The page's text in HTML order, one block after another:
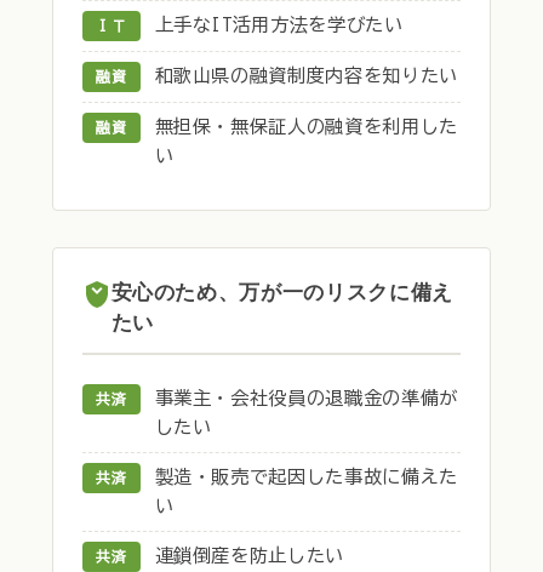
ＩＴ 上手なIT活用方法を学びたい
融資 和歌山県の融資制度内容を知りたい
融資
無担保・無保証人の融資を利用した
い
安心のため、万が一のリスクに備え
たい
共済
事業主・会社役員の退職金の準備が
したい
共済
製造・販売で起因した事故に備えた
い
共済 連鎖倒産を防止したい